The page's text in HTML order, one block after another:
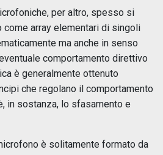
per altro, spesso si
array elementari di singoli
ma anche in senso
comportamento direttivo
è generalmente ottenuto
che regolano il comportamento
in sostanza, lo sfasamento e
è solitamente formato da